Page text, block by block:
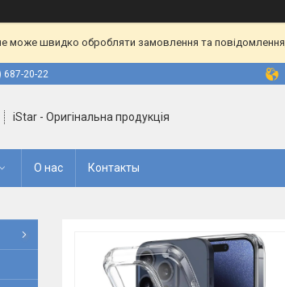
може швидко обробляти замовлення та
687-20-22
iStar - Оригінальна продукція
О нас Контакты